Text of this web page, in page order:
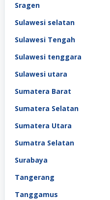
Sragen
Sulawesi selatan
Sulawesi Tengah
Sulawesi tenggara
Sulawesi utara
Sumatera Barat
Sumatera Selatan
Sumatera Utara
Sumatra Selatan
Surabaya
Tangerang
Tanggamus